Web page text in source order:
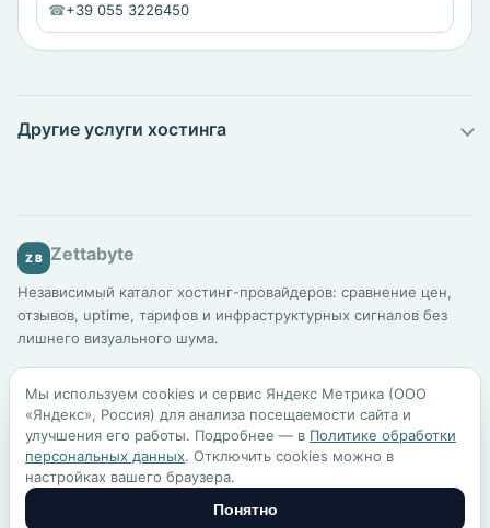
☎+39 055 3226450
Другие услуги хостинга
ZB Zettabyte
Независимый каталог хостинг-провайдеров: сравнение цен,
отзывов, uptime, тарифов и инфраструктурных сигналов без
лишнего визуального шума.
Шаблоны сайтовБлогМетодология
По всем вопросам:mail@zettabyte.ru
Политика обработки персональных данных
Пользовательское соглашение
Мы используем cookies и сервис Яндекс Метрика (ООО
«Яндекс», Россия) для анализа посещаемости сайта и
улучшения его работы. Подробнее — в Политике обработки
персональных данных. Отключить cookies можно в
настройках вашего браузера.
Понятно